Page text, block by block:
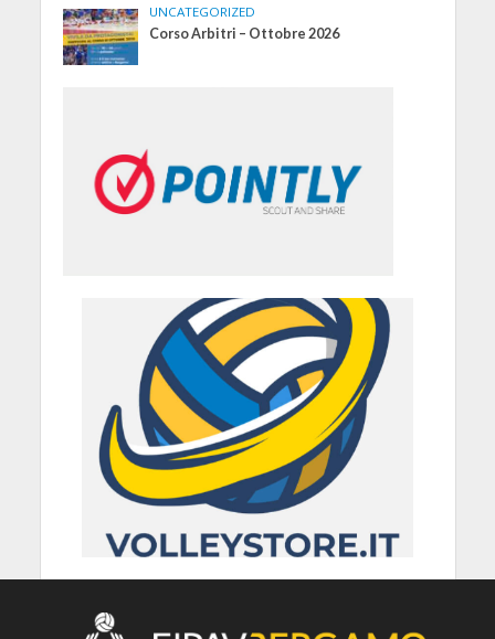
UNCATEGORIZED
Corso Arbitri – Ottobre 2026